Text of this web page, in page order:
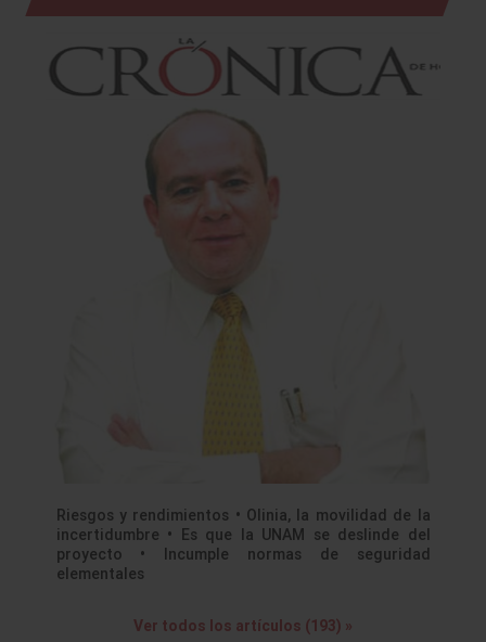
Riesgos y rendimientos • Olinia, la movilidad de la
incertidumbre • Es que la UNAM se deslinde del
proyecto • Incumple normas de seguridad
elementales
Ver todos los artículos (193) »